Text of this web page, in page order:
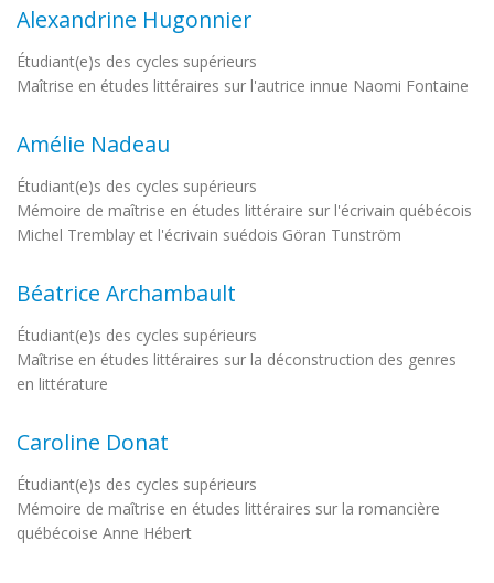
Alexandrine Hugonnier
Étudiant(e)s des cycles supérieurs
Maîtrise en études littéraires sur l'autrice innue Naomi Fontaine
Amélie Nadeau
Étudiant(e)s des cycles supérieurs
Mémoire de maîtrise en études littéraire sur l'écrivain québécois
Michel Tremblay et l'écrivain suédois Göran Tunström
Béatrice Archambault
Étudiant(e)s des cycles supérieurs
Maîtrise en études littéraires sur la déconstruction des genres
en littérature
Caroline Donat
Étudiant(e)s des cycles supérieurs
Mémoire de maîtrise en études littéraires sur la romancière
québécoise Anne Hébert